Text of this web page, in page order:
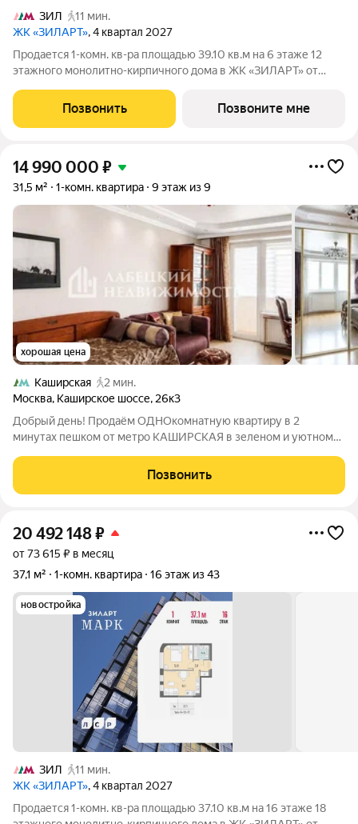
ЗИЛ
11 мин.
ЖК «ЗИЛАРТ», 4 квартал 2027
Продается 1-комн. кв-ра площадью 39.10 кв.м на 6 этаже 12
этажного монолитно-кирпичного дома в ЖК «ЗИЛАРТ» от
Москвы-реки в жилом квартале «ЗИЛАРТ». Дом состоит из
трех жилых корпусов: 12, 18 и
Позвонить Позвоните мне
14 990 000 ₽
31,5 м² 1-комн. квартира 9 этаж из 9
хорошая цена
Каширская
2 мин.
Москва, Каширское шоссе, 26к3
Добрый день! Продаём ОДНОкомнатную квартиру в 2
минутах пешком от метро КАШИРСКАЯ в зеленом и уютном
Описание и фото соответствуют действительности! Кстати,
если Вы сейчас продаёте свою
Позвонить
20 492 148₽
от 73 615 ₽ в месяц
37,1 м²
1-комн. квартира 16 этаж из 43
новостройка
ЗИЛ
11 мин.
ЖК «ЗИЛАРТ», 4 квартал 2027
Продается 1-комн. кв-ра площадью 37.10 кв.м на 16 этаже 18